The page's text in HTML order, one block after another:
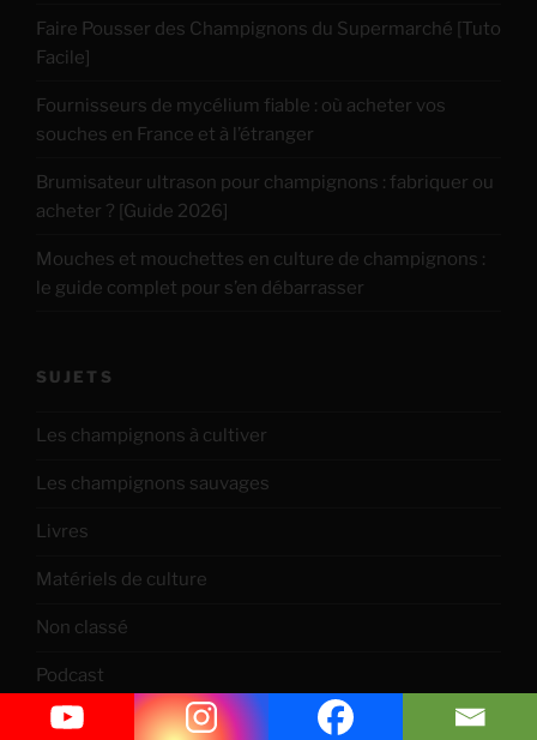
Faire Pousser des Champignons du Supermarché [Tuto
Facile]
Fournisseurs de mycélium fiable : où acheter vos
souches en France et à l’étranger
Brumisateur ultrason pour champignons : fabriquer ou
acheter ? [Guide 2026]
Mouches et mouchettes en culture de champignons :
le guide complet pour s’en débarrasser
SUJETS
Les champignons à cultiver
Les champignons sauvages
Livres
Matériels de culture
Non classé
Podcast
Techniques culturales